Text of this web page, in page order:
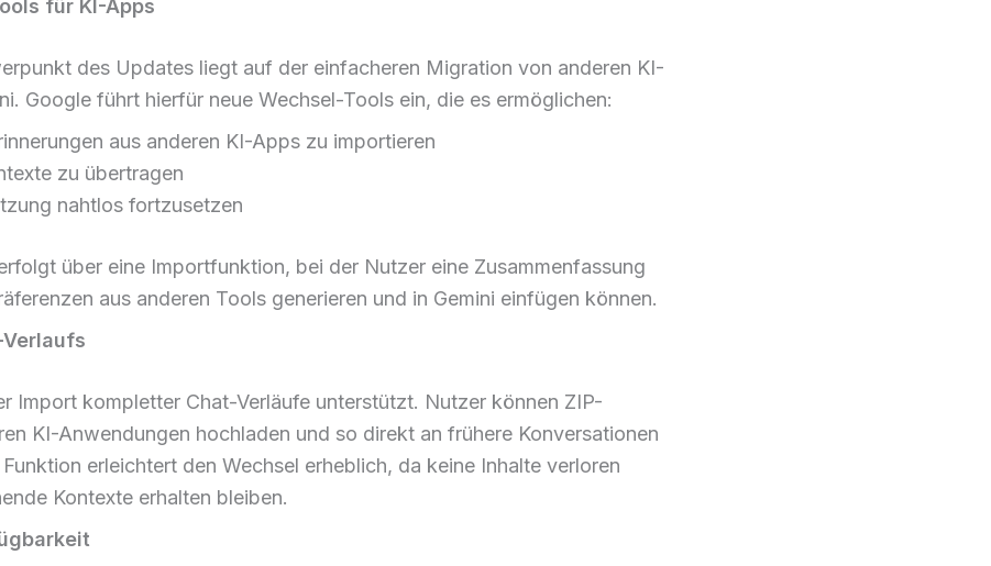
für KI-Apps
des Updates liegt auf der einfacheren Migration von anderen KI-
Google führt hierfür neue Wechsel-Tools ein, die es ermöglichen:
aus anderen KI-Apps zu importieren
zu übertragen
nahtlos fortzusetzen
über eine Importfunktion, bei der Nutzer eine Zusammenfassung
aus anderen Tools generieren und in Gemini einfügen können.
Import kompletter Chat-Verläufe unterstützt. Nutzer können ZIP-
KI-Anwendungen hochladen und so direkt an frühere Konversationen
erleichtert den Wechsel erheblich, da keine Inhalte verloren
Kontexte erhalten bleiben.